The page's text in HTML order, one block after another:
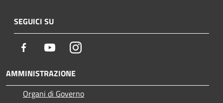
SEGUICI SU
Facebook YoutubeInstagram
AMMINISTRAZIONE
Organi di Governo